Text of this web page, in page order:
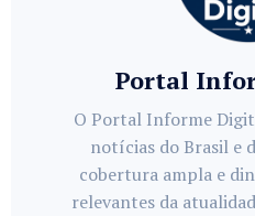
Portal
O Portal Informe
notícias do Brasil e
cobertura ampla e
relevantes da